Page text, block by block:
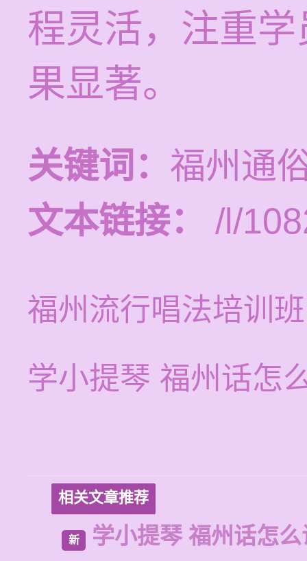
程灵活，注重
果显著。
关键词： 福州通
文本链接：
/l/
福州流行唱法培训
学小提琴 福州话怎
相关文章推荐
新 学小提琴 福州话怎